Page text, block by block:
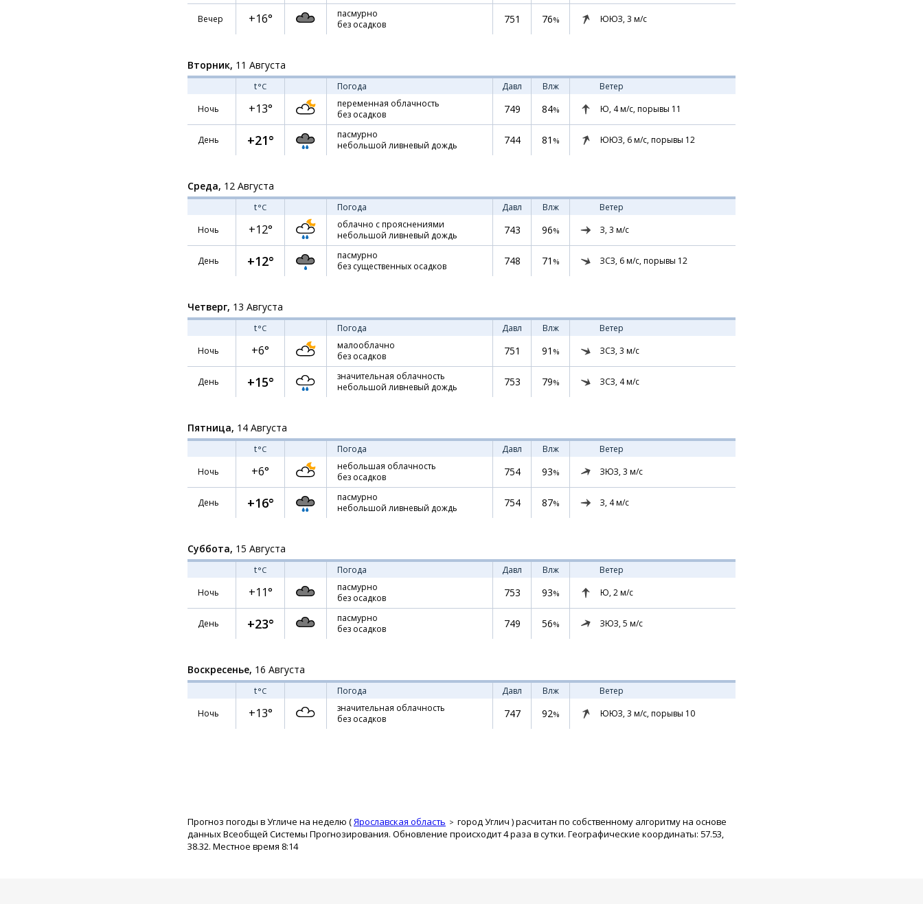
Вечер +16°
пасмурно
без осадков
751 76% ЮЮЗ, 3 м/с
Вторник, 11 Августа
t°C Погода Давл Влж
Ветер
Ночь
+13°
переменная облачность
без осадков
749 84% Ю, 4м/с, порывы 11
День +21°
пасмурно
небольшой ливневый дождь
744 81 % ЮЮЗ, 6м/с, порывы 12
Среда, 12 Августа
t°C Погода Давл Влж
Ветер
Ночь
+12°
облачно с прояснениями
небольшой ливневый дождь
743 96% З, 3 м/с
День +12°
пасмурно
без существенных осадков
748 71 % ЗСЗ, 6м/с, порывы 12
Четверг, 13 Августа
t°C Погода Давл Влж
Ветер
Ночь
+6°
малооблачно
без осадков
751 91 % ЗСЗ, 3 м/с
День +15°
значительная облачность
небольшой ливневый дождь
753 79% ЗСЗ, 4м/с
Пятница, 14 Августа
t°C Погода Давл Влж
Ветер
Ночь
+6°
небольшая облачность
без осадков
754 93% ЗЮЗ, 3 м/с
День +16°
пасмурно
небольшой ливневый дождь
754 87% З, 4м/с
Суббота, 15 Августа
t°C Погода Давл Влж
Ветер
Ночь
+11°
пасмурно
без осадков
753 93% Ю, 2м/с
День +23°
пасмурно
без осадков
749 56% ЗЮЗ, 5 м/с
Воскресенье, 16 Августа
t°C Погода Давл Влж
Ветер
Ночь
+13°
значительная облачность
без осадков
747 92% ЮЮЗ, 3 м/с, порывы 10
Прогноз погоды в Угличе на неделю (Ярославская область город Углич ) расчитан по собственному алгоритму на основе
данных Всеобщей Системы Прогнозирования. Обновление происходит 4 раза в сутки. Географические координаты: 57.53,
38.32. Местное время 8:14